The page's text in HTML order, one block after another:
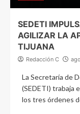
SEDETI
AGILIZAR LA
TIJUANA
Redacción C
La Secretaría de
(SEDETI) trabaja
los tres órdenes